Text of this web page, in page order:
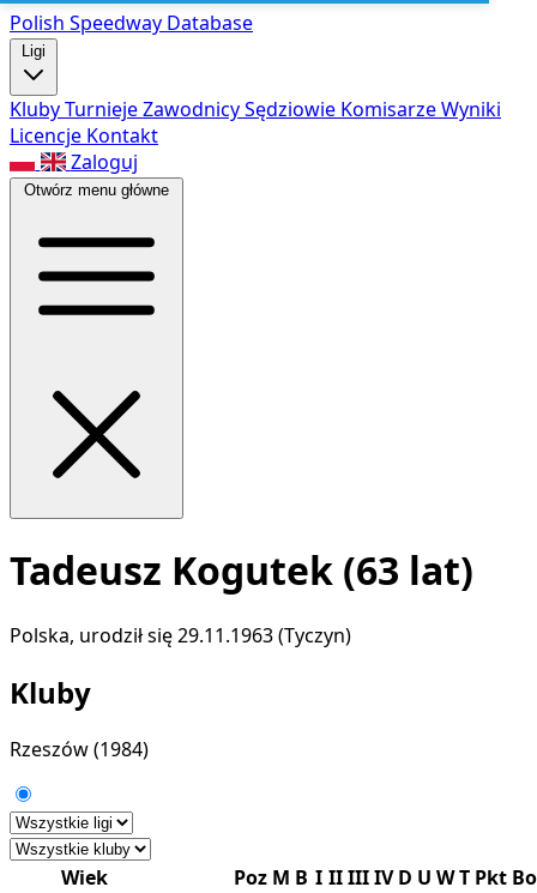
Polish Speedway Database
Ligi
KlubyTurniejeZawodnicySędziowie KomisarzeWyniki
Licencje Kontakt
Zaloguj
Otwórz menu główne
Tadeusz Kogutek (63 lat)
Polska, urodził się 29.11.1963 (Tyczyn)
Kluby
Rzeszów(1984)
Wiek Poz M B I IIIIIIV D U WT Pkt